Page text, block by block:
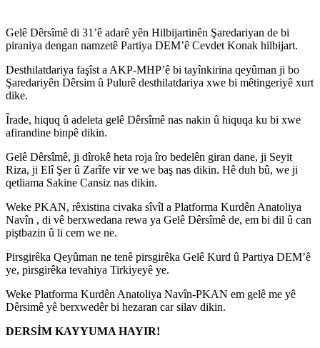
Gelê Dêrsîmê di 31’ê adarê yên Hilbijartinên Şaredariyan de bi
piraniya dengan namzetê Partiya DEM’ê Cevdet Konak hilbijart.
Desthilatdariya faşîst a AKP-MHP’ê bi tayînkirina qeyûman ji bo
Şaredariyên Dêrsim û Pulurê desthilatdariya xwe bi mêtingeriyê xurt
dike.
Îrade, hiquq û adeleta gelê Dêrsîmê nas nakin û hiquqa ku bi xwe
afirandine binpê dikin.
Gelê Dêrsîmê, ji dîrokê heta roja îro bedelên giran dane, ji Seyit
Riza, ji Elî Şer û Zarîfe vir ve we baş nas dikin. Hê duh bû, we ji
qetliama Sakine Cansiz nas dikin.
Weke PKAN, rêxistina civaka sîvîl a Platforma Kurdên Anatoliya
Navîn , di vê berxwedana rewa ya Gelê Dêrsîmê de, em bi dil û can
piştbazin û li cem we ne.
Pirsgirêka Qeyûman ne tenê pirsgirêka Gelê Kurd û Partiya DEM’ê
ye, pirsgirêka tevahiya Tirkiyeyê ye.
Weke Platforma Kurdên Anatoliya Navîn-PKAN em gelê me yê
Dêrsimê yê berxwedêr bi hezaran car silav dikin.
DERSİM KAYYUMA HAYIR!